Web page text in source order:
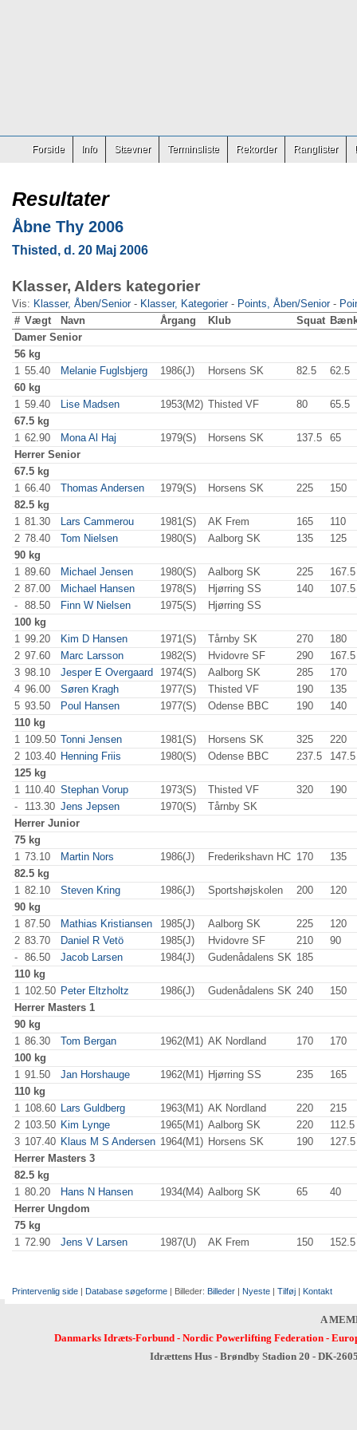
Forside Info Stævner Terminsliste Rekorder Ranglister
Resultater
Åbne Thy 2006
Thisted, d. 20 Maj 2006
Klasser, Alders kategorier
Vis: Klasser, Åben/Senior- Klasser, Kategorier- Points, Åben/Senior-
# Vægt Navn Årgang Klub Squat
Damer Senior
56 kg
1 55.40 Melanie Fuglsbjerg 1986(J) Horsens SK 82.5
62.5
60 kg
1 59.40 Lise Madsen 1953(M2) Thisted VF 80
65.5
67.5 kg
1 62.90 Mona Al Haj 1979(S) Horsens SK 137.5 65
Herrer Senior
67.5 kg
1 66.40 Thomas Andersen 1979(S) Horsens SK 225 150
82.5 kg
1 81.30 Lars Cammerou 1981(S) AK Frem 165 110
2 78.40 Tom Nielsen 1980(S) Aalborg SK 135 125
90 kg
1 89.60 Michael Jensen 1980(S) Aalborg SK 225
167.5
2 87.00 Michael Hansen 1978(S) Hjørring SS 140
107.5
- 88.50 Finn W Nielsen 1975(S)
Hjørring SS
100 kg
1 99.20 Kim D Hansen 1971(S) Tårnby SK 270 180
2 97.60 Marc Larsson 1982(S) Hvidovre SF 290
167.5
3 98.10 Jesper E Overgaard 1974(S) Aalborg SK 285 170
4 96.00 Søren Kragh 1977(S) Thisted VF 190 135
5 93.50 Poul Hansen 1977(S) Odense BBC 190 140
110 kg
1 109.50 Tonni Jensen 1981(S) Horsens SK 325 220
2 103.40 Henning Friis 1980(S) Odense BBC 237.5
147.5
125 kg
1 110.40 Stephan Vorup 1973(S) Thisted VF 320 190
-
113.30 Jens Jepsen 1970(S)
Tårnby SK
Herrer Junior
75 kg
1 73.10 Martin Nors 1986(J) Frederikshavn HC 170 135
82.5 kg
1 82.10 Steven Kring 1986(J) Sportshøjskolen 200 120
90 kg
1 87.50 Mathias Kristiansen 1985(J) Aalborg SK 225 120
2 83.70 Daniel R Vetö 1985(J) Hvidovre SF 210 90
- 86.50 Jacob Larsen 1984(J) Gudenådalens SK 185
110 kg
1 102.50 Peter Eltzholtz 1986(J) Gudenådalens SK 240 150
Herrer Masters 1
90 kg
1 86.30 Tom Bergan 1962(M1) AK Nordland 170 170
100 kg
1 91.50 Jan Horshauge 1962(M1) Hjørring SS 235 165
110 kg
1 108.60 Lars Guldberg 1963(M1) AK Nordland 220 215
2 103.50 Kim Lynge 1965(M1) Aalborg SK 220
112.5
3 107.40 Klaus M S Andersen 1964(M1) Horsens SK 190
127.5
Herrer Masters 3
82.5 kg
1 80.20 Hans N Hansen 1934(M4) Aalborg SK 65 40
Herrer Ungdom
75 kg
1 72.90 Jens V Larsen 1987(U) AK Frem 150 152.5
Printervenlig side | Database søgeforme | Billeder: Billeder | Nyeste | Tilføj | Kontakt
A
Danmarks Idræts-Forbund- Nordic Powerlifting Federation-
Idrættens Hus - Brøndby Stadion 20 - DK-